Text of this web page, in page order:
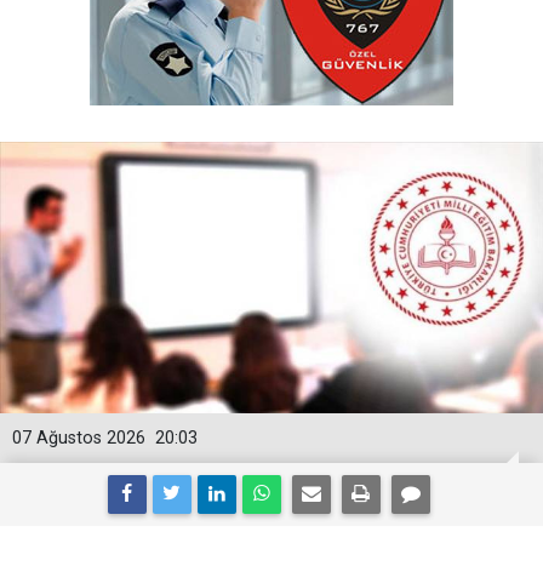
20:03
07 Ağustos 2026